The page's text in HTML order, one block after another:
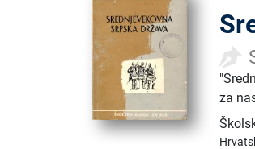
za